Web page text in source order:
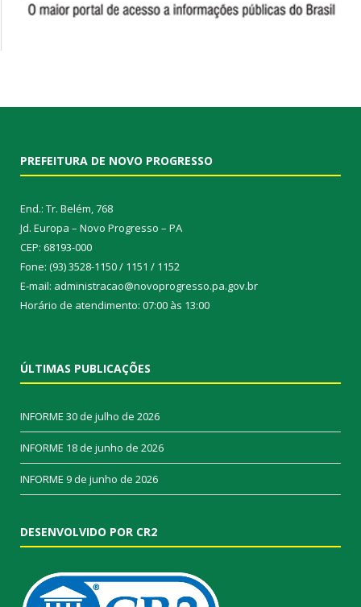
PREFEITURA DE NOVO PROGRESSO
End.: Tr. Belém, 768
Jd. Europa – Novo Progresso – PA
CEP: 68193-000
Fone: (93) 3528-1150 / 1151 / 1152
E-mail: administracao@novoprogresso.pa.gov.br
Horário de atendimento: 07:00 às 13:00
ÚLTIMAS PUBLICAÇÕES
INFORME 30 de julho de 2026
INFORME 18 de junho de 2026
INFORME 9 de junho de 2026
DESENVOLVIDO POR CR2